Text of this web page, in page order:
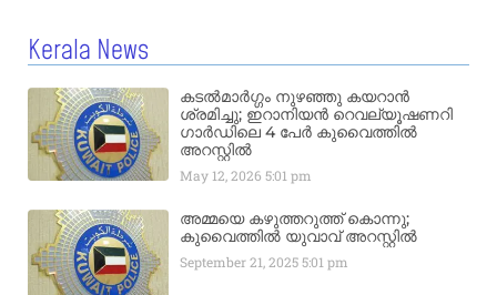
Kerala News
കടൽമാർഗ്ഗം നുഴഞ്ഞു കയറാൻ
ശ്രമിച്ചു; ഇറാനിയൻ റെവല്യൂഷണറി
ഗാർഡിലെ 4 പേർ കുവൈത്തിൽ
അറസ്റ്റിൽ
May 12, 20265:01 pm
അമ്മയെ കഴുത്തറുത്ത് കൊന്നു;
കുവൈത്തിൽ യുവാവ് അറസ്റ്റിൽ
September 21, 20255:01 pm